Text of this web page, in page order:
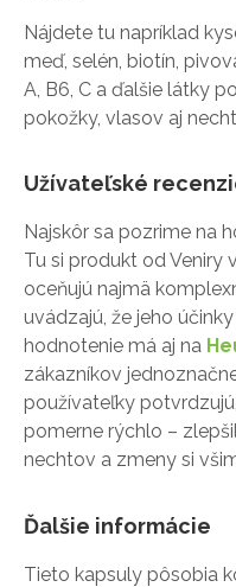
Nájdete tu napríklad
meď, selén, biotín,
A, B6, C a ďalšie látky
pokožky, vlasov aj
Užívateľské
Najskôr sa pozrime na
Tu si produkt od Veniry
oceňujú najmä
uvádzajú, že jeho
hodnotenie má aj na
zákazníkov
používateľky
pomerne rýchlo –
nechtov a zmeny si
Ďalšie informácie
Tieto kapsuly pôsobia